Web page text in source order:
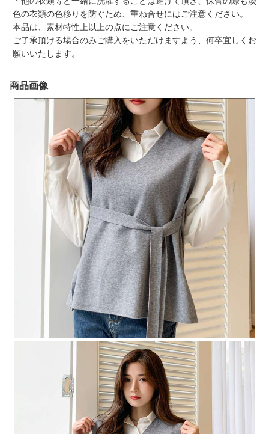
色の衣類の色移りを防ぐため、重ね合せにはご注意ください。
本品は、素材特性上以上の点にご注意ください。
ご了承頂ける場合のみご購入をいただけますよう、何卒宜しくお
願いいたします。
商品画像